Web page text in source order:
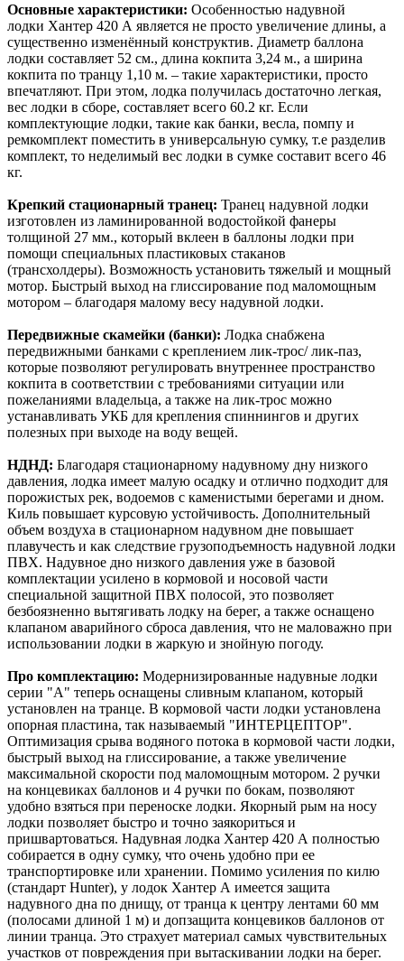
Основные характеристики: Особенностью надувной
лодки Хантер 420 А является не просто увеличение длины, а
существенно изменённый конструктив. Диаметр баллона
лодки составляет 52 см., длина кокпита 3,24 м., а ширина
кокпита по транцу 1,10 м. – такие характеристики, просто
впечатляют. При этом, лодка получилась достаточно легкая,
вес лодки в сборе, составляет всего 60.2 кг. Если
комплектующие лодки, такие как банки, весла, помпу и
ремкомплект поместить в универсальную сумку, т.е разделив
комплект, то неделимый вес лодки в сумке составит всего 46
кг.
Крепкий стационарный транец: Транец надувной лодки
изготовлен из ламинированной водостойкой фанеры
толщиной 27 мм., который вклеен в баллоны лодки при
помощи специальных пластиковых стаканов
(трансхолдеры). Возможность установить тяжелый и мощный
мотор. Быстрый выход на глиссирование под маломощным
мотором – благодаря малому весу надувной лодки.
Передвижные скамейки (банки): Лодка снабжена
передвижными банками с креплением лик-трос/ лик-паз,
которые позволяют регулировать внутреннее пространство
кокпита в соответствии с требованиями ситуации или
пожеланиями владельца, а также на лик-трос можно
устанавливать УКБ для крепления спиннингов и других
полезных при выходе на воду вещей.
НДНД: Благодаря стационарному надувному дну низкого
давления, лодка имеет малую осадку и отлично подходит для
порожистых рек, водоемов с каменистыми берегами и дном.
Киль повышает курсовую устойчивость. Дополнительный
объем воздуха в стационарном надувном дне повышает
плавучесть и как следствие грузоподъемность надувной лодки
ПВХ. Надувное дно низкого давления уже в базовой
комплектации усилено в кормовой и носовой части
специальной защитной ПВХ полосой, это позволяет
безбоязненно вытягивать лодку на берег, а также оснащено
клапаном аварийного сброса давления, что не маловажно при
использовании лодки в жаркую и знойную погоду.
Про комплектацию: Модернизированные надувные лодки
серии "А" теперь оснащены сливным клапаном, который
установлен на транце. В кормовой части лодки установлена
опорная пластина, так называемый "ИНТЕРЦЕПТОР".
Оптимизация срыва водяного потока в кормовой части лодки,
быстрый выход на глиссирование, а также увеличение
максимальной скорости под маломощным мотором. 2 ручки
на концевиках баллонов и 4 ручки по бокам, позволяют
удобно взяться при переноске лодки. Якорный рым на носу
лодки позволяет быстро и точно заякориться и
пришвартоваться. Надувная лодка Хантер 420 А полностью
собирается в одну сумку, что очень удобно при ее
транспортировке или хранении. Помимо усиления по килю
(стандарт Hunter), у лодок Хантер А имеется защита
надувного дна по днищу, от транца к центру лентами 60 мм
(полосами длиной 1 м) и допзащита концевиков баллонов от
линии транца. Это страхует материал самых чувствительных
участков от повреждения при вытаскивании лодки на берег.